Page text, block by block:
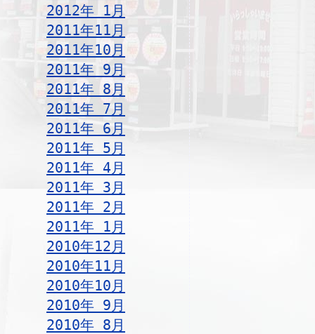
2012年 1月
2011年11月
2011年10月
2011年 9月
2011年 8月
2011年 7月
2011年 6月
2011年 5月
2011年 4月
2011年 3月
2011年 2月
2011年 1月
2010年12月
2010年11月
2010年10月
2010年 9月
2010年 8月